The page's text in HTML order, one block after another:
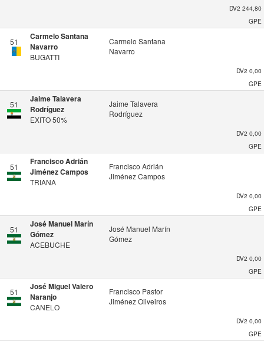
DV2 244,80
GPE
51
Carmelo Santana
Navarro
BUGATTI
Carmelo Santana
Navarro
DV2 0,00
GPE
51
Jaime Talavera
Rodríguez
EXITO 50%
Jaime Talavera
Rodríguez
DV2 0,00
GPE
51
Francisco Adrián
Jiménez Campos
TRIANA
Francisco Adrián
Jiménez Campos
DV2 0,00
GPE
51
José Manuel Marín
Gómez
ACEBUCHE
José Manuel Marín
Gómez
DV2 0,00
GPE
51
José Miguel Valero
Naranjo
CANELO
Francisco Pastor
Jiménez Oliveiros
DV2 0,00
GPE